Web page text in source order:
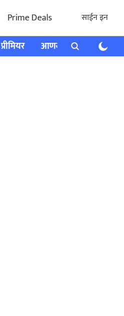
Prime Deals साईन इन
प्रीमियर आणखी राशी भविष्य